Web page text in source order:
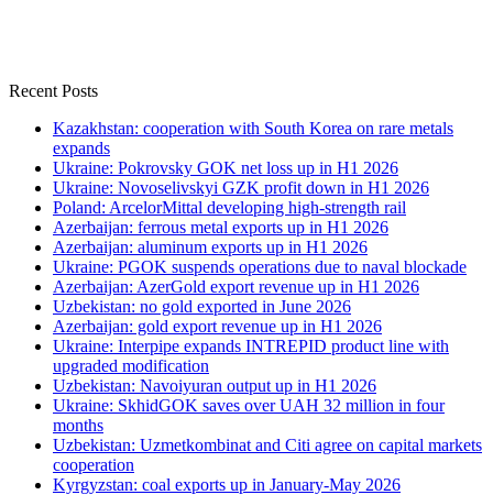
Recent Posts
Kazakhstan: cooperation with South Korea on rare metals
expands
Ukraine: Pokrovsky GOK net loss up in H1 2026
Ukraine: Novoselivskyi GZK profit down in H1 2026
Poland: ArcelorMittal developing high-strength rail
Azerbaijan: ferrous metal exports up in H1 2026
Azerbaijan: aluminum exports up in H1 2026
Ukraine: PGOK suspends operations due to naval blockade
Azerbaijan: AzerGold export revenue up in H1 2026
Uzbekistan: no gold exported in June 2026
Azerbaijan: gold export revenue up in H1 2026
Ukraine: Interpipe expands INTREPID product line with
upgraded modification
Uzbekistan: Navoiyuran output up in H1 2026
Ukraine: SkhidGOK saves over UAH 32 million in four
months
Uzbekistan: Uzmetkombinat and Citi agree on capital markets
cooperation
Kyrgyzstan: coal exports up in January-May 2026